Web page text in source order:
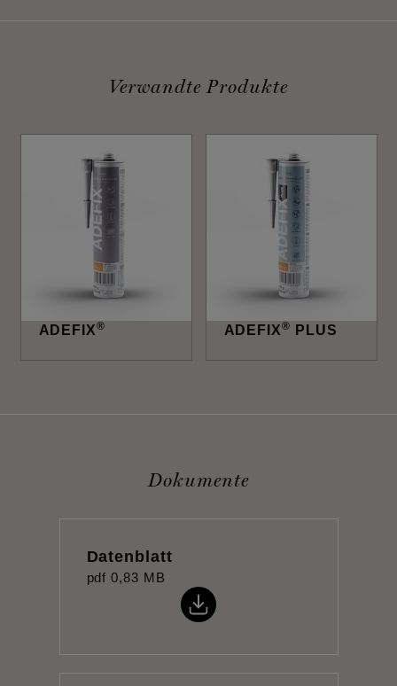
Verwandte Produkte
ADEFIX® ADEFIX® PLUS
Dokumente
Datenblatt
pdf 0,83 MB